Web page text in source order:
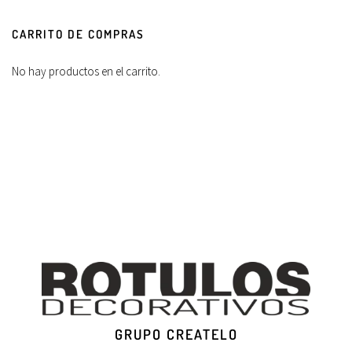
CARRITO DE COMPRAS
No hay productos en el carrito.
GRUPO CREATELO